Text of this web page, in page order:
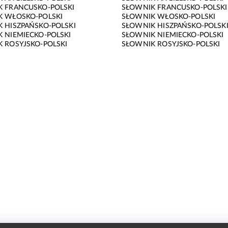
FRANCUSKO-POLSKI
WŁOSKO-POLSKI
HISZPAŃSKO-POLSKI
NIEMIECKO-POLSKI
ROSYJSKO-POLSKI
SŁOWNIK FRANCUSKO-POLSKI
SŁOWNIK WŁOSKO-POLSKI
SŁOWNIK HISZPAŃSKO-POLSKI
SŁOWNIK NIEMIECKO-POLSKI
SŁOWNIK ROSYJSKO-POLSKI